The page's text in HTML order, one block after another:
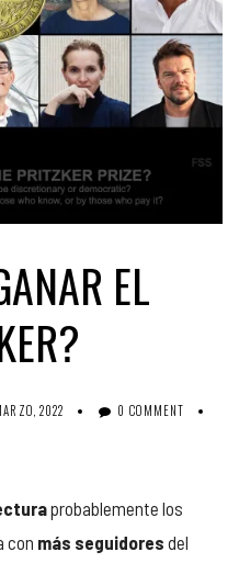
EL
2022 0 COMMENT
probablemente los
con más seguidores del